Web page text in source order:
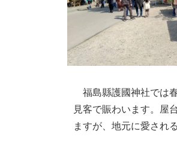
福島縣護國神社では
見客で賑わいます。屋
ますが、地元に愛され